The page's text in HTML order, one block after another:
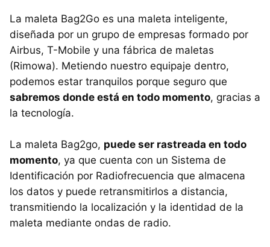
La maleta Bag2Go es una maleta inteligente,
diseñada por un grupo de empresas formado por
Airbus, T-Mobile y una fábrica de maletas
(Rimowa). Metiendo nuestro equipaje dentro,
podemos estar tranquilos porque seguro que
sabremos donde está en todo momento, gracias a
la tecnología.
La maleta Bag2go, puede ser rastreada en todo
momento, ya que cuenta con un Sistema de
Identificación por Radiofrecuencia que almacena
los datos y puede retransmitirlos a distancia,
transmitiendo la localización y la identidad de la
maleta mediante ondas de radio.